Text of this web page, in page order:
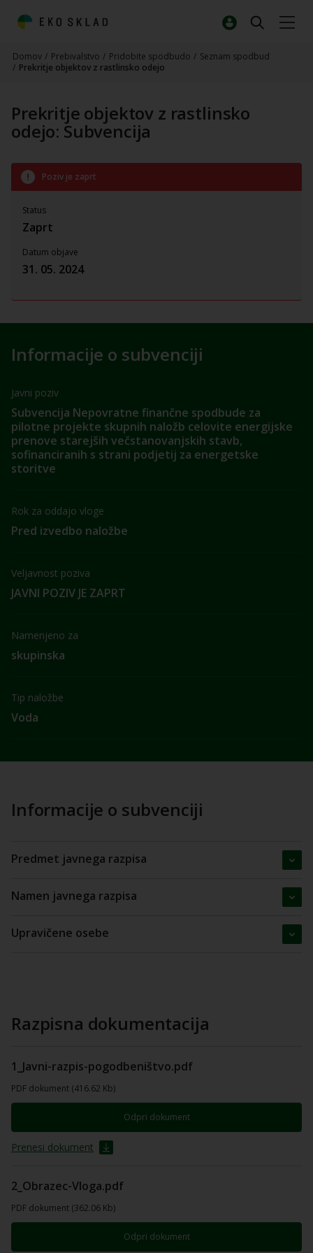
Domov / Prebivalstvo / Pridobite spodbudo / Seznam spodbud
/ Prekritje objektov z rastlinsko odejo
Prekritje objektov z rastlinsko
odejo: Subvencija
Informacije o subvenciji
Javni poziv
Subvencija Nepovratne finančne spodbude za
pilotne projekte skupnih naložb celovite energijske
prenove starejših večstanovanjskih stavb,
sofinanciranih s strani podjetij za energetske
storitve
Rok za oddajo vloge
Pred izvedbo naložbe
Veljavnost poziva
JAVNI POZIV JE ZAPRT
Namenjeno za
skupinska
Tip naložbe
Voda
Informacije o subvenciji
Predmet javnega razpisa
Namen javnega razpisa
Upravičene osebe
Poziv je zaprt
Status
Zaprt
Datum objave
31. 05. 2024
Razpisna dokumentacija
1_Javni-razpis-pogodbeništvo.pdf
PDF dokument (416.62 Kb)
Odpri dokument
Prenesi dokument
2_Obrazec-Vloga.pdf
PDF dokument (362.06 Kb)
Odpri dokument